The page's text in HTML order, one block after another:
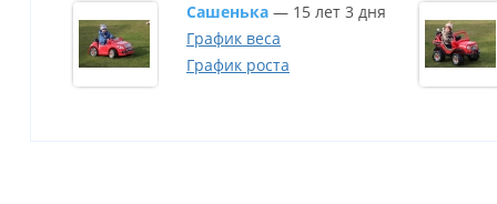
Сашенька — 15 лет 3 дня
График веса
График роста